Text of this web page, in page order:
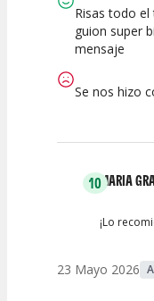
Risas todo
guion super
mensaje
Se nos hizo
10MARIA
¡Lo
23 Mayo 2026